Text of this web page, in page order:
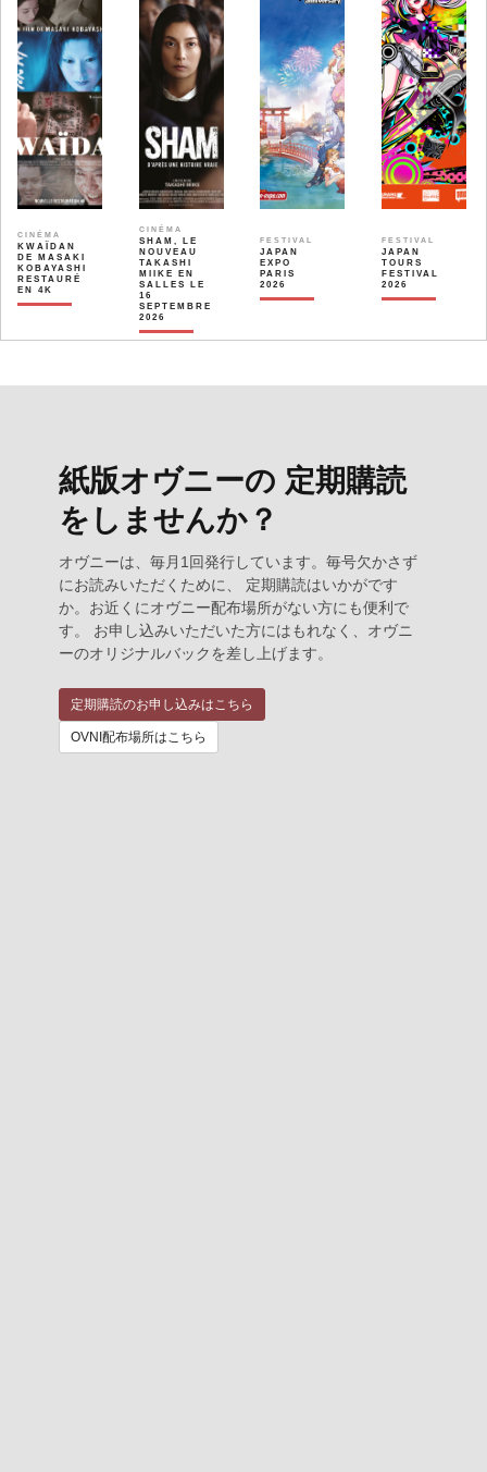
CINÉMA
KWAÏDAN
DE MASAKI
KOBAYASHI
RESTAURÉ
EN 4K
CINÉMA
SHAM, LE
NOUVEAU
TAKASHI
MIIKE EN
SALLES LE
16
SEPTEMBRE
2026
FESTIVAL
JAPAN
EXPO
PARIS
2026
FESTIVAL
JAPAN
TOURS
FESTIVAL
2026
紙版オヴニーの 定期購読
をしませんか？
オヴニーは、毎月1回発行しています。毎号欠かさず
にお読みいただくために、 定期購読はいかがです
か。お近くにオヴニー配布場所がない方にも便利で
す。 お申し込みいただいた方にはもれなく、オヴニ
ーのオリジナルバックを差し上げます。
定期購読のお申し込みはこちら
OVNI配布場所はこちら